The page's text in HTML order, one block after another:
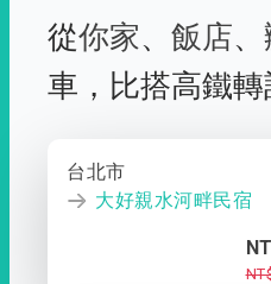
從你家、 飯店、
車， 比搭高鐵
台北市
大好親水河畔民宿